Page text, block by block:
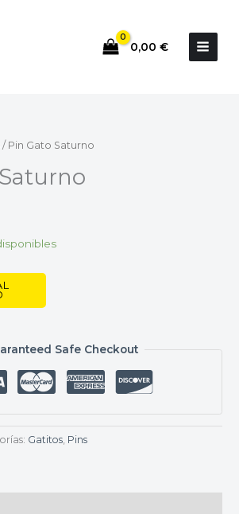
0,00 €
/ Pin Gato Saturno
Safe Checkout
Gatitos, Pins